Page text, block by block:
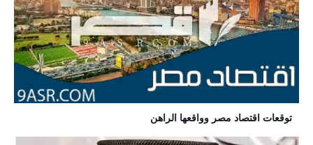
توقعات اقتصاد مصر وواقعها الراهن